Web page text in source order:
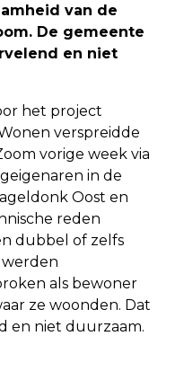
van de
De gemeente
en niet
het project
verspreidde
vorige week via
in de
Oost en
reden
dubbel of zelfs
als bewoner
ze woonden. Dat
en niet duurzaam.